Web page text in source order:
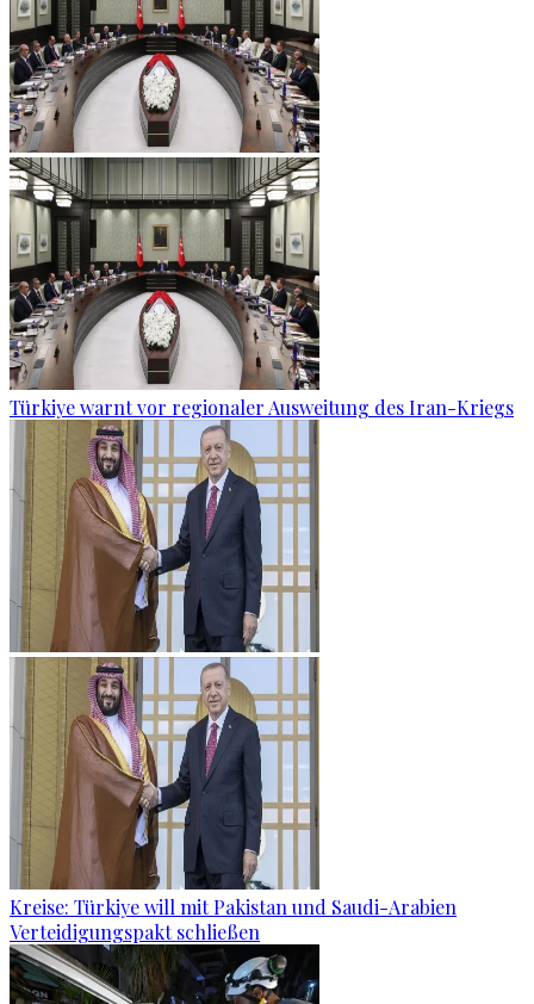
Türkiye warnt vor regionaler Ausweitung des Iran-Kriegs
Kreise: Türkiye will mit Pakistan und Saudi-Arabien
Verteidigungspakt schließen